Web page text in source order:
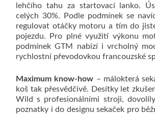
lehčího tahu za startovací lanko.
celých 30%. Podle podmínek se
regulovat otáčky motoru a tím do
pojezdu. Pro plné využití výkonu
podmínek GTM nabízí i vrcholný
rychlostní převodovkou francouzské
Maximum know-how – málokterá
koš tak přesvědčivě. Desítky let
Wild s profesionálními stroji,
poznatky i do designu sekaček pro